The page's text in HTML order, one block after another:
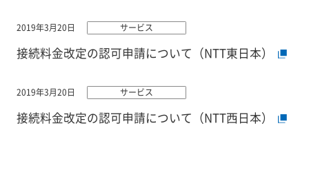
2019年3月20日 サービス
接続料金改定の認可申請について（NTT東日本）
2019年3月20日 サービス
接続料金改定の認可申請について（NTT西日本）